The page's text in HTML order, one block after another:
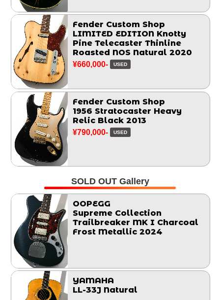
Fender Custom Shop
LIMITED EDITION Knotty
Pine Telecaster Thinline
Roasted NOS Natural 2020
¥660,000- USED
Fender Custom Shop
1956 Stratocaster Heavy
Relic Black 2013
¥790,000- USED
SOLD OUT Gallery
OOPEGG
Supreme Collection
Trailbreaker MK I Charcoal
Frost Metallic 2024
YAMAHA
LL-33J Natural